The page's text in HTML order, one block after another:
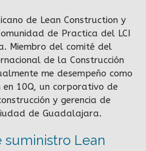
de Lean Construction y
de Practica del LCI
Miembro del comité del
de la Construcción
me desempeño como
en 10Q, un corporativo de
y gerencia de
de Guadalajara.
suministro Lean